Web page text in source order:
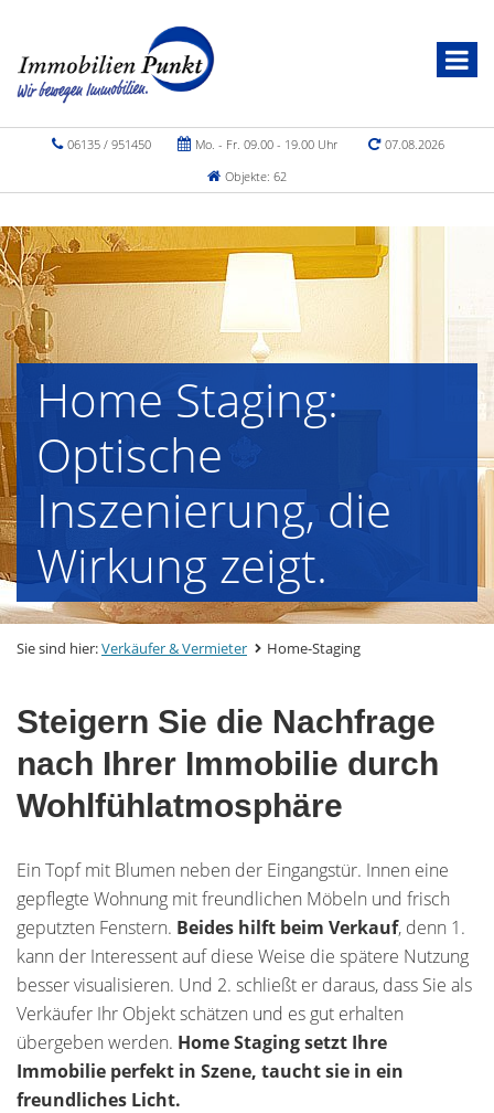
06135 / 951450 Mo. - Fr. 09.00 - 19.00 Uhr
07.08.2026
Objekte: 62
Home Staging:
Optische
Inszenierung, die
Wirkung zeigt.
Sie sind hier:Verkäufer & Vermieter Home-Staging
Steigern Sie die Nachfrage
nach Ihrer Immobilie durch
Wohlfühlatmosphäre
Ein Topf mit Blumen neben der Eingangstür. Innen eine
gepflegte Wohnung mit freundlichen Möbeln und frisch
geputzten Fenstern. Beides hilft beim Verkauf, denn 1.
kann der Interessent auf diese Weise die spätere Nutzung
besser visualisieren. Und 2. schließt er daraus, dass Sie als
Verkäufer Ihr Objekt schätzen und es gut erhalten
übergeben werden. Home Staging setzt Ihre
Immobilie perfekt in Szene, taucht sie in ein
freundliches Licht.